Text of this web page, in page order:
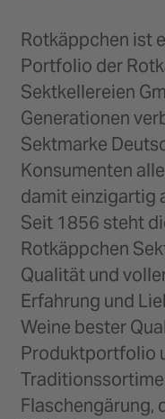
Rotkäppchen ist
Portfolio der
Sektkellereien
Generationen
Sektmarke
Konsumenten
damit einzigartig
Seit 1856 steht
Rotkäppchen
Qualität und
Erfahrung und
Weine bester
Produktportfolio
Flaschengärung,